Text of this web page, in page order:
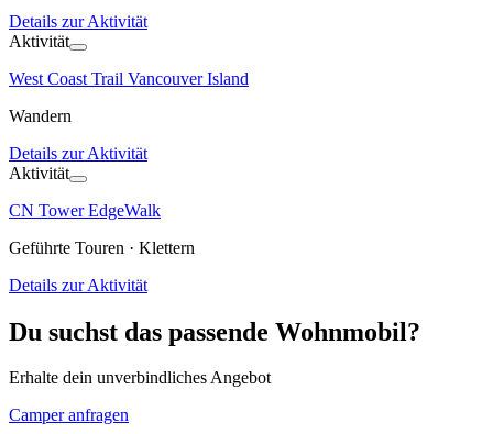
Details zur Aktivität
Aktivität
West Coast Trail Vancouver Island
Wandern
Details zur Aktivität
Aktivität
CN Tower EdgeWalk
Geführte Touren · Klettern
Details zur Aktivität
Du suchst das passende Wohnmobil?
Erhalte dein unverbindliches Angebot
Camper anfragen